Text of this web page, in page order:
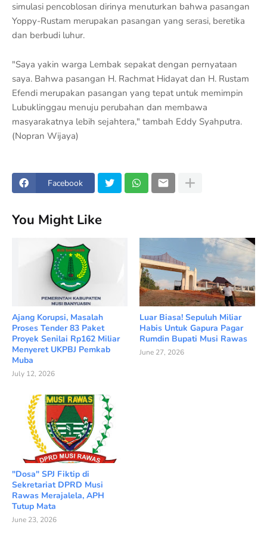
simulasi pencoblosan dirinya menuturkan bahwa pasangan
Yoppy-Rustam merupakan pasangan yang serasi, beretika
dan berbudi luhur.
"Saya yakin warga Lembak sepakat dengan pernyataan
saya. Bahwa pasangan H. Rachmat Hidayat dan H. Rustam
Efendi merupakan pasangan yang tepat untuk memimpin
Lubuklinggau menuju perubahan dan membawa
masyarakatnya lebih sejahtera," tambah Eddy Syahputra.
(Nopran Wijaya)
Facebook
You Might Like
Ajang Korupsi, Masalah
Proses Tender 83 Paket
Proyek Senilai Rp162 Miliar
Menyeret UKPBJ Pemkab
Muba
July 12, 2026
Luar Biasa! Sepuluh Miliar
Habis Untuk Gapura Pagar
Rumdin Bupati Musi Rawas
June 27, 2026
"Dosa" SPJ Fiktip di
Sekretariat DPRD Musi
Rawas Merajalela, APH
Tutup Mata
June 23, 2026